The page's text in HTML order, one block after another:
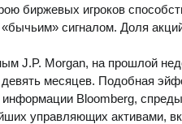
биржевых игроков
«бычьим» сигналом. Доля
J.P. Morgan, на прошлой
девять месяцев. Подобная
Bloomberg,
управляющих активами,